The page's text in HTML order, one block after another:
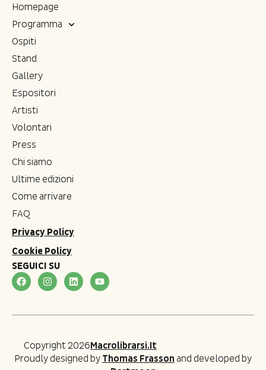
Homepage
Programma
Ospiti
Stand
Gallery
Espositori
Artisti
Volontari
Press
Chi siamo
Ultime edizioni
Come arrivare
FAQ
Privacy Policy
Cookie Policy
SEGUICI SU
Copyright 2026Macrolibrarsi.it
Proudly designed by Thomas Frasson and developed by